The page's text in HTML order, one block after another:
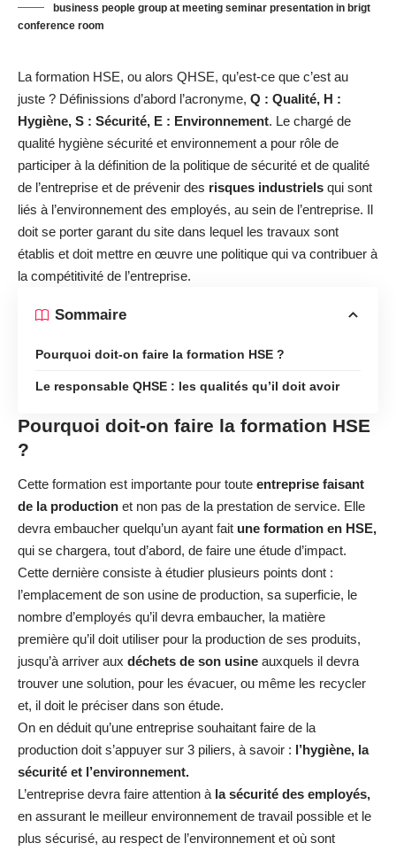
business people group at meeting seminar presentation in brigt
conference room
La formation HSE, ou alors QHSE, qu’est-ce que c’est au
juste ? Définissions d’abord l’acronyme, Q : Qualité, H :
Hygiène, S : Sécurité, E : Environnement. Le chargé de
qualité hygiène sécurité et environnement a pour rôle de
participer à la définition de la politique de sécurité et de qualité
de l’entreprise et de prévenir des risques industriels qui sont
liés à l’environnement des employés, au sein de l’entreprise. Il
doit se porter garant du site dans lequel les travaux sont
établis et doit mettre en œuvre une politique qui va contribuer à
la compétitivité de l’entreprise.
Sommaire
Pourquoi doit-on faire la formation HSE ?
Le responsable QHSE : les qualités qu’il doit avoir
Pourquoi doit-on faire la formation HSE
?
Cette formation est importante pour toute entreprise faisant
de la production et non pas de la prestation de service. Elle
devra embaucher quelqu’un ayant fait une formation en HSE,
qui se chargera, tout d’abord, de faire une étude d’impact.
Cette dernière consiste à étudier plusieurs points dont :
l’emplacement de son usine de production, sa superficie, le
nombre d’employés qu’il devra embaucher, la matière
première qu’il doit utiliser pour la production de ses produits,
jusqu’à arriver aux déchets de son usine auxquels il devra
trouver une solution, pour les évacuer, ou même les recycler
et, il doit le préciser dans son étude.
On en déduit qu’une entreprise souhaitant faire de la
production doit s’appuyer sur 3 piliers, à savoir : l’hygiène, la
sécurité et l’environnement.
L’entreprise devra faire attention à la sécurité des employés,
en assurant le meilleur environnement de travail possible et le
plus sécurisé, au respect de l’environnement et où sont